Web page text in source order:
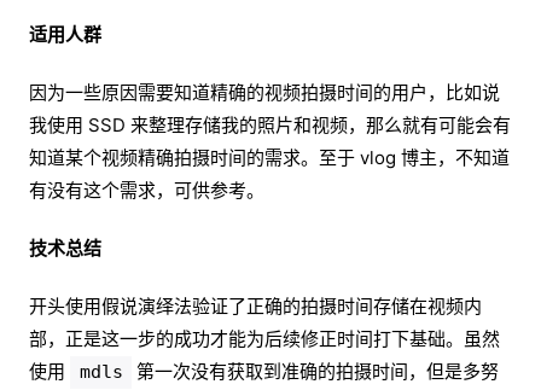
适用人群
因为一些原因需要知道精确的视频拍摄时间的用户，比如说
我使用 SSD 来整理存储我的照片和视频，那么就有可能会有
知道某个视频精确拍摄时间的需求。至于 vlog 博主，不知道
有没有这个需求，可供参考。
技术总结
开头使用假说演绎法验证了正确的拍摄时间存储在视频内
部，正是这一步的成功才能为后续修正时间打下基础。虽然
使用
mdls 第一次没有获取到准确的拍摄时间，但是多努